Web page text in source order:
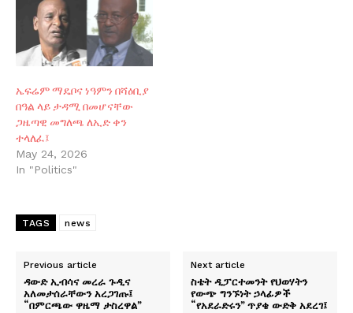
ኤፍሬም ማዴቦና ነዓምን በሻዕቢያ
በዓል ላይ ታዳሚ በመሆናቸው
ጋዜጣዊ መግለጫ ለኢድ ቀን
ተላለፈ፤
May 24, 2026
In "Politics"
TAGS news
Previous article
ዳውድ ኢብሳና መረራ ጉዲና
አለመታሰራቸውን አረጋገጡ፤
“በምርጫው ዋዜማ ታስረዋል”
Next article
ስቴት ዲፓርተመንት የህወሃትን
የውጭ ግንኙነት ኃላፊዎች
“የአደራድሩን” ጥያቄ ውድቅ አደረገ፤